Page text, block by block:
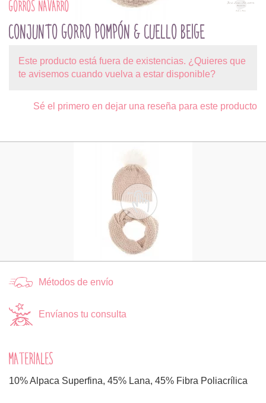
GORROS NAVARRO
CONJUNTO GORRO POMPÓN & CUELLO BEIGE
Este producto está fuera de existencias. ¿Quieres que
te avisemos cuando vuelva a estar disponible?
Sé el primero en dejar una reseña para este producto
Métodos de envío
Envíanos tu consulta
MATERIALES
10% Alpaca Superfina, 45% Lana, 45% Fibra Poliacrílica